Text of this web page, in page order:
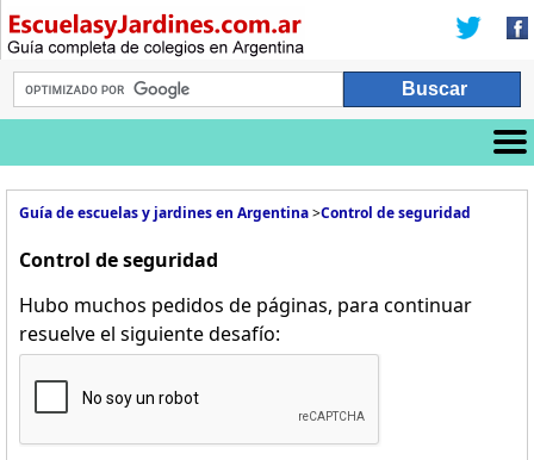
Guía de escuelas y jardines en Argentina>Control de seguridad
Control de seguridad
Hubo muchos pedidos de páginas, para continuar
resuelve el siguiente desafío: